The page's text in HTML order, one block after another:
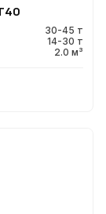
30-45 т
14-30 т
2.0 м³